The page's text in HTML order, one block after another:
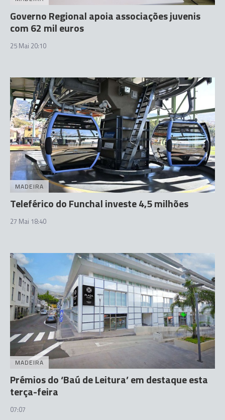
Governo Regional apoia associações juvenis
com 62 mil euros
25 Mai 20:10
MADEIRA
Teleférico do Funchal investe 4,5 milhões
27 Mai 18:40
MADEIRA
Prémios do ‘Baú de Leitura’ em destaque esta
terça-feira
07:07